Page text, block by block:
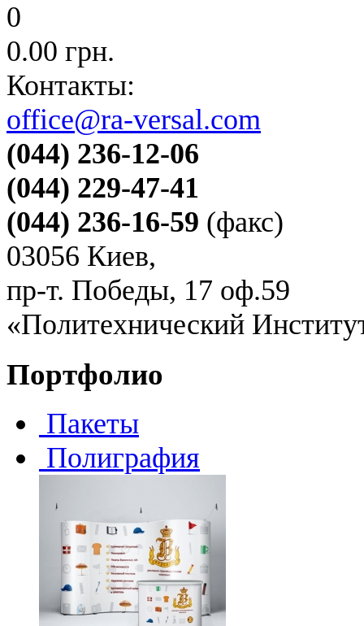
0
0.00 грн.
Контакты:
office@ra-versal.com
(044) 236-12-06
(044) 229-47-41
(044) 236-16-59 (факс)
03056 Киев,
пр-т. Победы, 17 оф.59
«Политехнический
Портфолио
Пакеты
Полиграфия